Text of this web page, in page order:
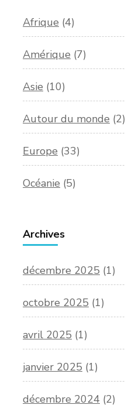
Afrique (4)
Amérique (7)
Asie (10)
Autour du monde (2)
Europe (33)
Océanie (5)
Archives
décembre 2025 (1)
octobre 2025 (1)
avril 2025 (1)
janvier 2025 (1)
décembre 2024 (2)